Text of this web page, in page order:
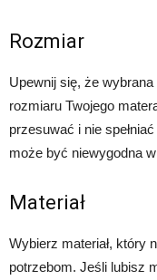
Rozmiar
Upewnij się, że
rozmiaru Twojego
przesuwać i nie
może być niewygodna
Materiał
Wybierz materiał, który
potrzebom. Jeśli lubisz